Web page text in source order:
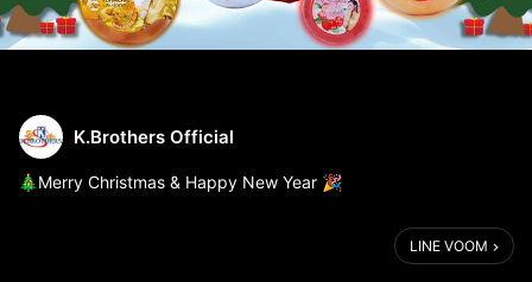
K.Brothers Official
🎄Merry Christmas & Happy New Year 🎉
✨ขอให้ช่วงเทศกาลของคุณเต็มไปด้วยช่วงเวลาพิเศษ ความอบอุ่น
และเต็มไปด้วยความสุขนะคะ สุขสันต์วันคริสต์มาสและสวัสดีปีใหม่
LINE VOOM